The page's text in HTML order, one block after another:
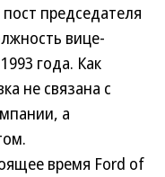
председателя
вице-
года. Как
не связана с
а
время Ford of